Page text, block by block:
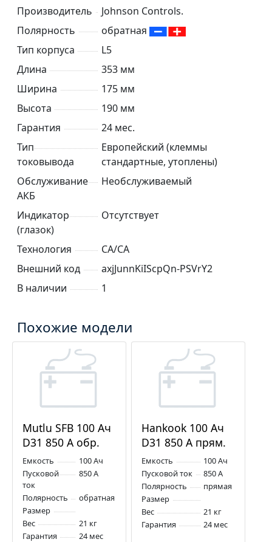
Производитель
Johnson Controls.
Полярность
обратная
Тип корпуса
L5
Длина
353 мм
Ширина
175 мм
Высота
190 мм
Гарантия
24 мес.
Тип
токовывода
Европейский (клеммы
стандартные, утоплены)
Обслуживание
АКБ
Необслуживаемый
Индикатор
(глазок)
Отсутствует
Технология
CA/CA
Внешний код
axjJunnKiIScpQn-PSVrY2
В наличии
1
Похожие модели
Mutlu SFB 100 Ач
D31 850 А обр.
пол.
Емкость
100 Ач
Пусковой
ток
850 А
Полярность
обратная
Размер
Вес
21 кг
Гарантия
24 мес
Hankook 100 Ач
D31 850 А прям.
пол.
Емкость
100 Ач
Пусковой ток
850 А
Полярность
прямая
Размер
Вес
21 кг
Гарантия
24 мес